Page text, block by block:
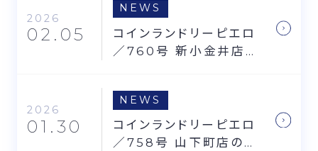
2026
02.05
NEWS
コインランドリーピエロ
／760号 新小金井店の
2026
01.30
NEWS
コインランドリーピエロ
／758号 山下町店のお